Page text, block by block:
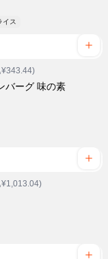
イス
¥343.44)
バーグ 味の素
¥1,013.04)